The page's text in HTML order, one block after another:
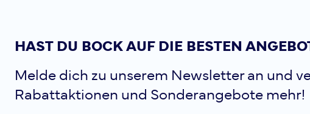
HAST DU BOCK AUF DIE BESTEN
Melde dich zu unserem Newsletter an und
Rabattaktionen und Sonderangebote mehr!